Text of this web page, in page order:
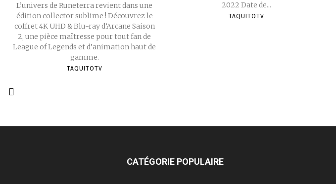
L’univers de Runeterra revient dans une
édition collector sublime ! Découvrez le
coffret 4K UHD & Blu-ray d’Arcane Saison
2, une pièce maîtresse pour tout fan de
League of Legends et d’animation haut de
gamme.
TAQUITOTV
2022 Date de...
TAQUITOTV
CATÉGORIE POPULAIRE